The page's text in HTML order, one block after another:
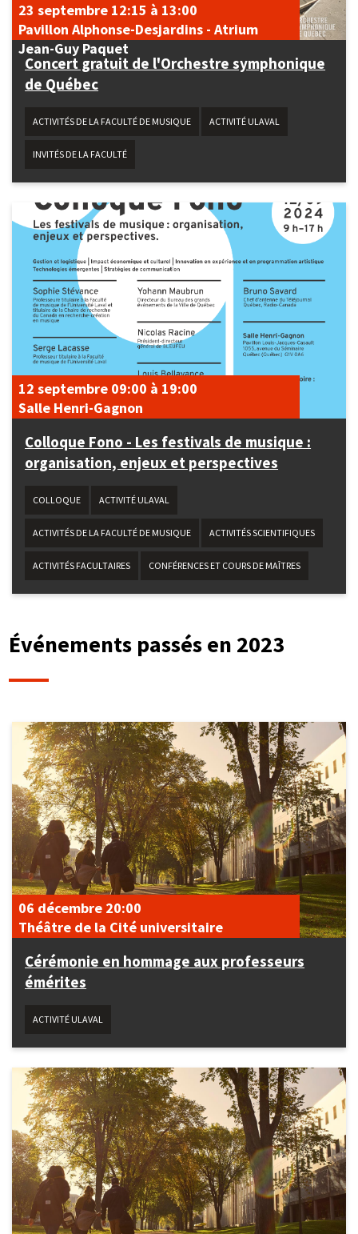
Concert gratuit de l'Orchestre symphonique
de Québec
23 septembre 12:15 à 13:00
Pavillon Alphonse-Desjardins - Atrium
Jean-Guy Paquet
ACTIVITÉS DE LA FACULTÉ DE MUSIQUE ACTIVITÉ ULAVAL
INVITÉS DE LA FACULTÉ
Colloque Fono - Les festivals de musique :
organisation, enjeux et perspectives
12 septembre 09:00 à 19:00
Salle Henri-Gagnon
COLLOQUE ACTIVITÉ ULAVAL
ACTIVITÉS DE LA FACULTÉ DE MUSIQUE ACTIVITÉS SCIENTIFIQUES
ACTIVITÉS FACULTAIRES CONFÉRENCES ET COURS DE MAÎTRES
Événements passés en 2023
Cérémonie en hommage aux professeurs
émérites
06 décembre 20:00
Théâtre de la Cité universitaire
ACTIVITÉ ULAVAL